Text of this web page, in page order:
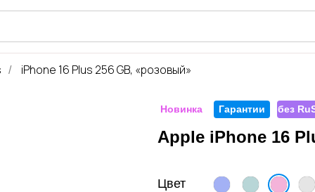
iShop
/ iPhone 16 Plus 256 GB, «розовый»
без
Apple iPhone 16
Новинка Гарантии
Цвет